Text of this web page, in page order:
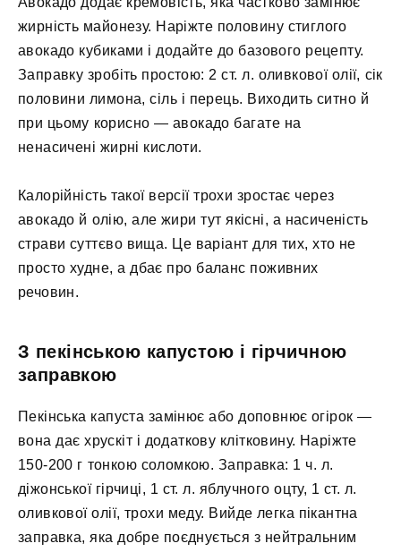
жирність майонезу. Наріжте половину стиглого
авокадо кубиками і додайте до базового рецепту.
Заправку зробіть простою: 2 ст. л. оливкової олії, сік
половини лимона, сіль і перець. Виходить ситно й
при цьому корисно — авокадо багате на
ненасичені жирні кислоти.
Калорійність такої версії трохи зростає через
авокадо й олію, але жири тут якісні, а насиченість
страви суттєво вища. Це варіант для тих, хто не
просто худне, а дбає про баланс поживних
речовин.
З пекінською капустою і гірчичною
заправкою
Пекінська капуста замінює або доповнює огірок —
вона дає хрускіт і додаткову клітковину. Наріжте
150-200 г тонкою соломкою. Заправка: 1 ч. л.
діжонської гірчиці, 1 ст. л. яблучного оцту, 1 ст. л.
оливкової олії, трохи меду. Вийде легка пікантна
заправка, яка добре поєднується з нейтральним